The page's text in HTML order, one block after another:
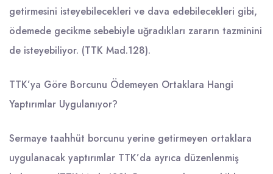
getirmesini isteyebilecekleri ve dava edebilecekleri gibi,
ödemede gecikme sebebiyle uğradıkları zararın tazminini
de isteyebiliyor. (TTK Mad.128).
TTK’ya Göre Borcunu Ödemeyen Ortaklara Hangi
Yaptırımlar Uygulanıyor?
Sermaye taahhüt borcunu yerine getirmeyen ortaklara
uygulanacak yaptırımlar TTK’da ayrıca düzenlenmiş